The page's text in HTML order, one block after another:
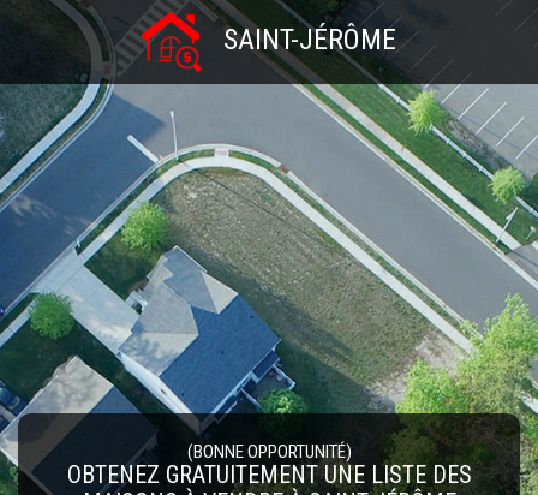
SAINT-JÉRÔME
(BONNE OPPORTUNITÉ)
OBTENEZ GRATUITEMENT UNE LISTE DES